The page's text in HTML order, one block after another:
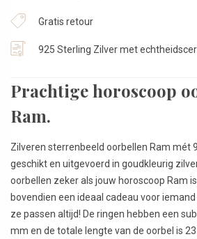
Gratis retour
925 Sterling Zilver met
Prachtige horoscoop
Ram.
Zilveren sterrenbeeld oorbellen Ram mét
geschikt en uitgevoerd in goudkleurig
oorbellen zeker als jouw horoscoop Ram
bovendien een ideaal cadeau voor
ze passen altijd! De ringen hebben een
mm en de totale lengte van de oorbel is